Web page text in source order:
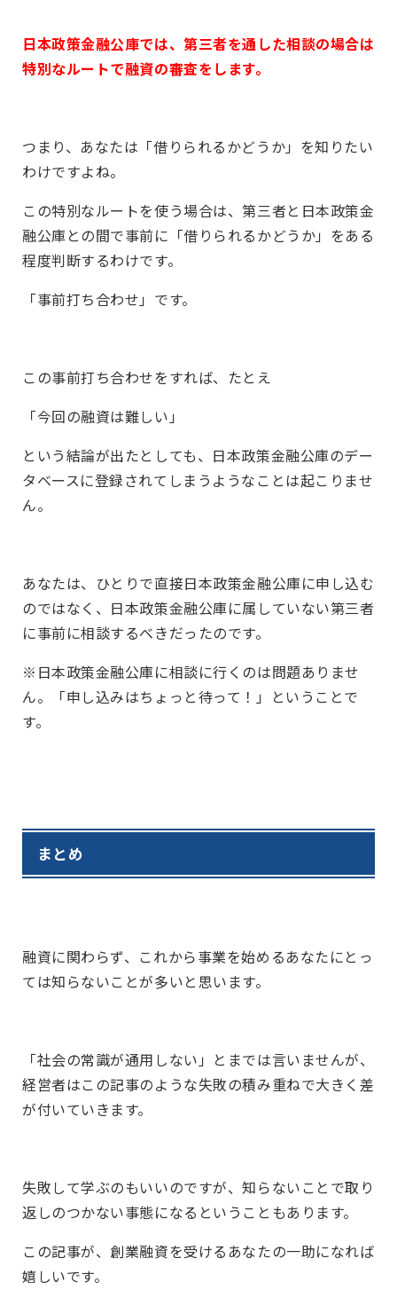
日本政策金融公庫では、第三者を通した相談の場合は
特別なルートで融資の審査をします。
つまり、あなたは「借りられるかどうか」を知りたい
わけですよね。
この特別なルートを使う場合は、第三者と日本政策金
融公庫との間で事前に「借りられるかどうか」をある
程度判断するわけです。
「事前打ち合わせ」です。
この事前打ち合わせをすれば、たとえ
「今回の融資は難しい」
という結論が出たとしても、日本政策金融公庫のデー
タベースに登録されてしまうようなことは起こりませ
ん。
あなたは、ひとりで直接日本政策金融公庫に申し込む
のではなく、日本政策金融公庫に属していない第三者
に事前に相談するべきだったのです。
※日本政策金融公庫に相談に行くのは問題ありませ
ん。「申し込みはちょっと待って！」ということで
す。
まとめ
融資に関わらず、これから事業を始めるあなたにとっ
ては知らないことが多いと思います。
「社会の常識が通用しない」とまでは言いませんが、
経営者はこの記事のような失敗の積み重ねで大きく差
が付いていきます。
失敗して学ぶのもいいのですが、知らないことで取り
返しのつかない事態になるということもあります。
この記事が、創業融資を受けるあなたの一助になれば
嬉しいです。